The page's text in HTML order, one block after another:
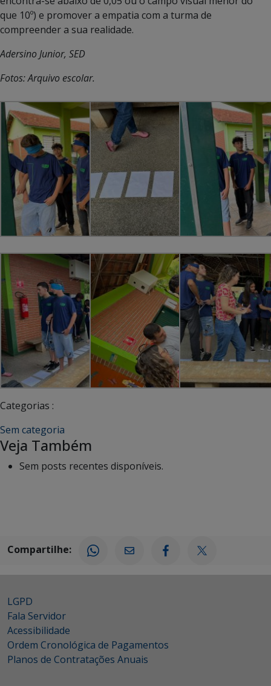
que 10º) e promover a empatia com a turma de
compreender a sua realidade.
Adersino Junior, SED
Fotos: Arquivo escolar.
Categorias :
Sem categoria
Veja Também
Sem posts recentes disponíveis.
Compartilhe:
LGPD
Fala Servidor
Acessibilidade
Ordem Cronológica de Pagamentos
Planos de Contratações Anuais